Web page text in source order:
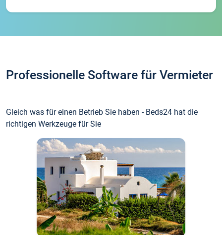
Professionelle Software für Vermieter
Gleich was für einen Betrieb Sie haben - Beds24 hat die
richtigen Werkzeuge für Sie